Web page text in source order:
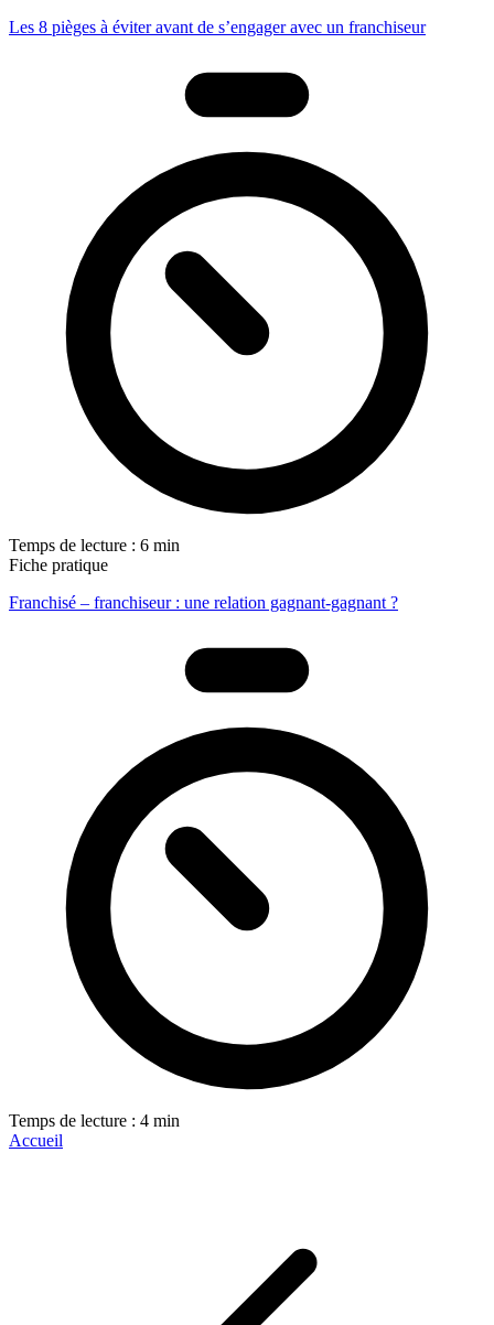
Les 8 pièges à éviter avant de s’engager avec un franchiseur
Temps de lecture : 6 min
Fiche pratique
Franchisé – franchiseur : une relation gagnant-gagnant ?
Temps de lecture : 4 min
Accueil